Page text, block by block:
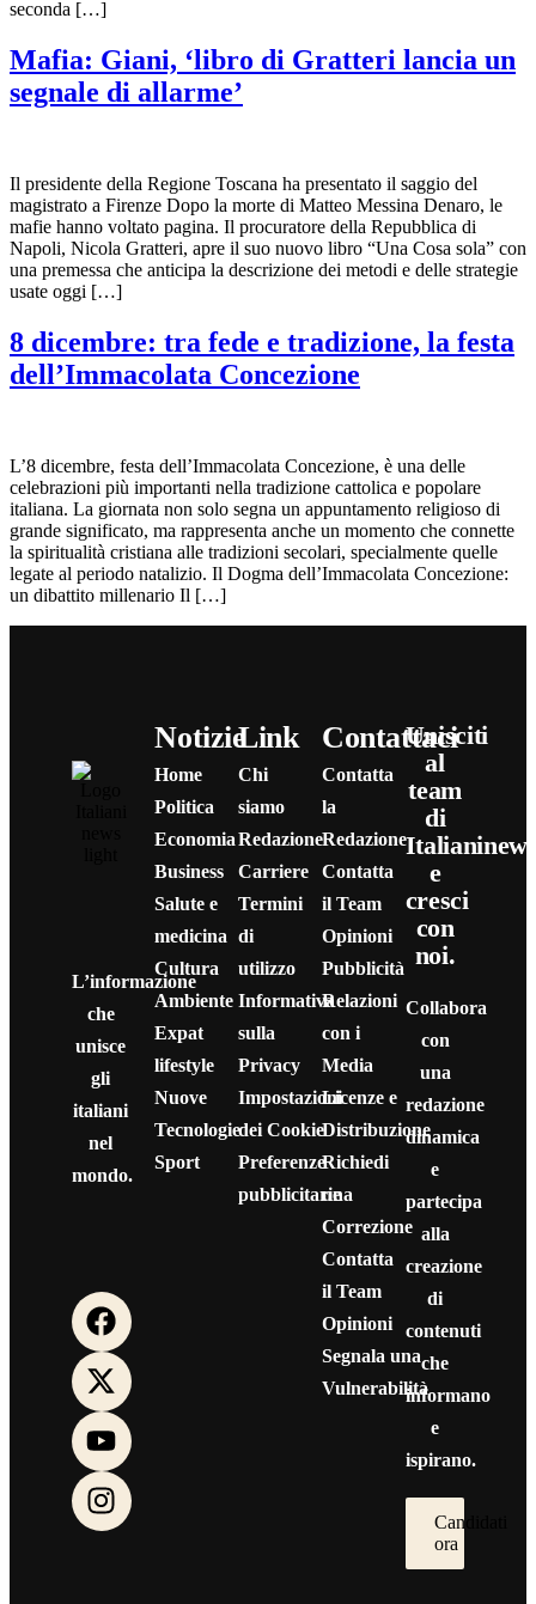
seconda […]
Mafia: Giani, ‘libro di Gratteri lancia un
segnale di allarme’
Il presidente della Regione Toscana ha presentato il saggio del
magistrato a Firenze Dopo la morte di Matteo Messina Denaro, le
mafie hanno voltato pagina. Il procuratore della Repubblica di
Napoli, Nicola Gratteri, apre il suo nuovo libro “Una Cosa sola” con
una premessa che anticipa la descrizione dei metodi e delle strategie
usate oggi […]
8 dicembre: tra fede e tradizione, la festa
dell’Immacolata Concezione
L’8 dicembre, festa dell’Immacolata Concezione, è una delle
celebrazioni più importanti nella tradizione cattolica e popolare
italiana. La giornata non solo segna un appuntamento religioso di
grande significato, ma rappresenta anche un momento che connette
la spiritualità cristiana alle tradizioni secolari, specialmente quelle
legate al periodo natalizio. Il Dogma dell’Immacolata Concezione:
un dibattito millenario Il […]
L’informazione
che
unisce
gli
italiani
nel
mondo.
Notizie
Home
Politica
Economia
Business
Salute e
medicina
Cultura
Ambiente
Expat
lifestyle
Nuove
Tecnologie
Sport
Link
Chi
siamo
Redazione
Carriere
Termini
di
utilizzo
Informativa
sulla
Privacy
Impostazioni
dei Cookie
Preferenze
pubblicitarie
Contattaci
Contatta
la
Redazione
Contatta
il Team
Opinioni
Pubblicità
Relazioni
con i
Media
Licenze e
Distribuzione
Richiedi
una
Correzione
Contatta
il Team
Opinioni
Segnala una
Vulnerabilità
Unisciti
al
team
di
e
cresci
con
noi.
Collabora
con
una
redazione
dinamica
e
partecipa
alla
creazione
di
contenuti
che
informano
e
ispirano.
Candidati
ora